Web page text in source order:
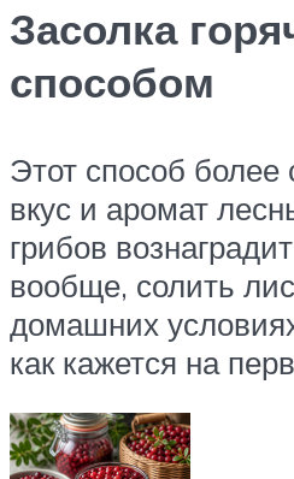
Засолка
способом
Этот способ
вкус и аромат
грибов
вообще, солить
домашних
как кажется на